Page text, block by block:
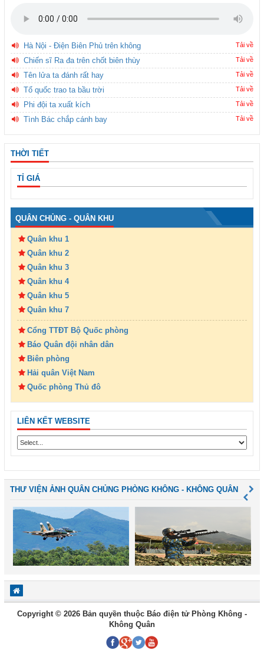
Hà Nội - Điện Biên Phủ trên không Tải về
Chiến sĩ Ra đa trên chốt biên thùy Tải về
Tên lửa ta đánh rất hay Tải về
Tổ quốc trao ta bầu trời Tải về
Phi đội ta xuất kích Tải về
Tình Bác chắp cánh bay Tải về
THỜI TIẾT
TỈ GIÁ
QUÂN CHỦNG - QUÂN KHU
Quân khu 1
Quân khu 2
Quân khu 3
Quân khu 4
Quân khu 5
Quân khu 7
Cổng TTĐT Bộ Quốc phòng
Báo Quân đội nhân dân
Biên phòng
Hải quân Việt Nam
Quốc phòng Thủ đô
LIÊN KẾT WEBSITE
THƯ VIỆN ẢNH QUÂN CHỦNG PHÒNG KHÔNG - KHÔNG QUÂN
Copyright © 2026 Bản quyền thuộc Báo điện tử Phòng Không -
Không Quân